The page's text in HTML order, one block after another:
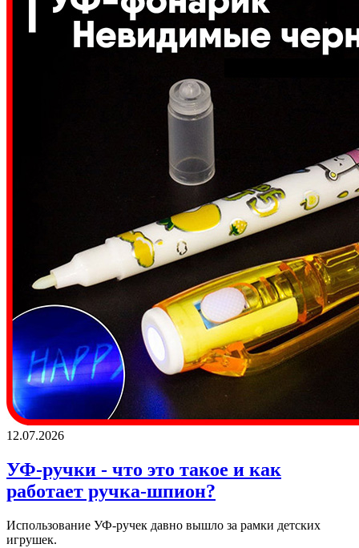
12.07.2026
УФ-ручки - что это такое и как
работает ручка-шпион?
Использование УФ-ручек давно вышло за рамки детских
игрушек.